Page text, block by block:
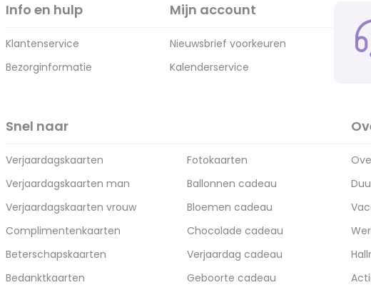
Info en hulp
Klantenservice
Bezorginformatie
Mijn account
Nieuwsbrief voorkeuren
Kalenderservice
Snel naar
Verjaardagskaarten
Verjaardagskaarten man
Verjaardagskaarten vrouw
Complimentenkaarten
Beterschapskaarten
Bedanktkaarten
Fotokaarten
Ballonnen cadeau
Bloemen cadeau
Chocolade cadeau
Verjaardag cadeau
Geboorte cadeau